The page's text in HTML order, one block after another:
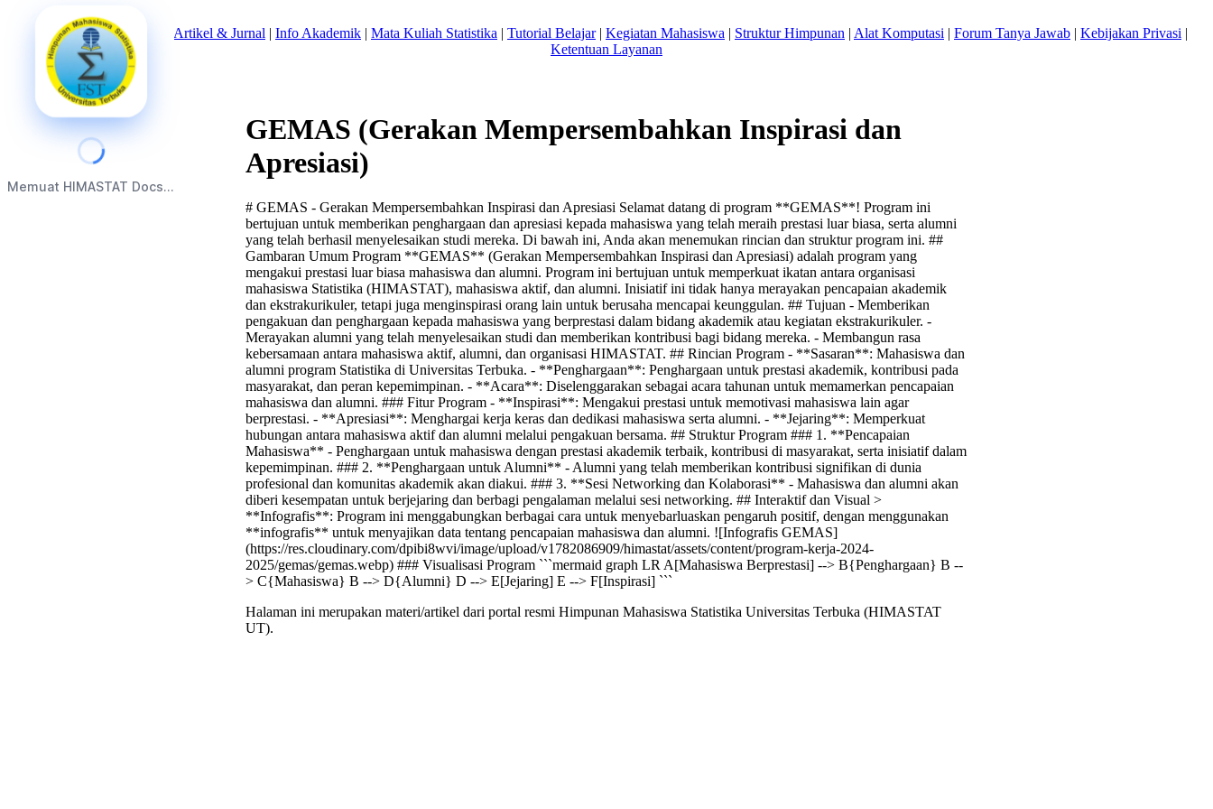
Memuat HIMASTAT Docs...
Beranda|Tentang Kami Artikel & Jurnal | Info Akademik | Mata Kuliah Statistika | Tutorial Belajar| Kegiatan Mahasiswa | Struktur Himpunan | Alat Komputasi | Forum Tanya Jawab | Kebijakan Privasi |
Ketentuan Layanan
GEMAS (Gerakan Mempersembahkan Inspirasi dan
Apresiasi)
# GEMAS - Gerakan Mempersembahkan Inspirasi dan Apresiasi Selamat datang di program **GEMAS**! Program ini
bertujuan untuk memberikan penghargaan dan apresiasi kepada mahasiswa yang telah meraih prestasi luar biasa, serta alumni
yang telah berhasil menyelesaikan studi mereka. Di bawah ini, Anda akan menemukan rincian dan struktur program ini. ##
Gambaran Umum Program **GEMAS** (Gerakan Mempersembahkan Inspirasi dan Apresiasi) adalah program yang
mengakui prestasi luar biasa mahasiswa dan alumni. Program ini bertujuan untuk memperkuat ikatan antara organisasi
mahasiswa Statistika (HIMASTAT), mahasiswa aktif, dan alumni. Inisiatif ini tidak hanya merayakan pencapaian akademik
dan ekstrakurikuler, tetapi juga menginspirasi orang lain untuk berusaha mencapai keunggulan. ## Tujuan - Memberikan
pengakuan dan penghargaan kepada mahasiswa yang berprestasi dalam bidang akademik atau kegiatan ekstrakurikuler. -
Merayakan alumni yang telah menyelesaikan studi dan memberikan kontribusi bagi bidang mereka. - Membangun rasa
kebersamaan antara mahasiswa aktif, alumni, dan organisasi HIMASTAT. ## Rincian Program - **Sasaran**: Mahasiswa dan
alumni program Statistika di Universitas Terbuka. - **Penghargaan**: Penghargaan untuk prestasi akademik, kontribusi pada
masyarakat, dan peran kepemimpinan. - **Acara**: Diselenggarakan sebagai acara tahunan untuk memamerkan pencapaian
mahasiswa dan alumni. ### Fitur Program - **Inspirasi**: Mengakui prestasi untuk memotivasi mahasiswa lain agar
berprestasi. - **Apresiasi**: Menghargai kerja keras dan dedikasi mahasiswa serta alumni. - **Jejaring**: Memperkuat
hubungan antara mahasiswa aktif dan alumni melalui pengakuan bersama. ## Struktur Program ### 1. **Pencapaian
Mahasiswa** - Penghargaan untuk mahasiswa dengan prestasi akademik terbaik, kontribusi di masyarakat, serta inisiatif dalam
kepemimpinan. ### 2. **Penghargaan untuk Alumni** - Alumni yang telah memberikan kontribusi signifikan di dunia
profesional dan komunitas akademik akan diakui. ### 3. **Sesi Networking dan Kolaborasi** - Mahasiswa dan alumni akan
diberi kesempatan untuk berjejaring dan berbagi pengalaman melalui sesi networking. ## Interaktif dan Visual >
**Infografis**: Program ini menggabungkan berbagai cara untuk menyebarluaskan pengaruh positif, dengan menggunakan
**infografis** untuk menyajikan data tentang pencapaian mahasiswa dan alumni. ![Infografis GEMAS]
(https://res.cloudinary.com/dpibi8wvi/image/upload/v1782086909/himastat/assets/content/program-kerja-2024-
2025/gemas/gemas.webp) ### Visualisasi Program ```mermaid graph LR A[Mahasiswa Berprestasi] --> B{Penghargaan} B --
> C{Mahasiswa} B --> D{Alumni} D --> E[Jejaring] E --> F[Inspirasi] ```
Halaman ini merupakan materi/artikel dari portal resmi Himpunan Mahasiswa Statistika Universitas Terbuka (HIMASTAT
UT).